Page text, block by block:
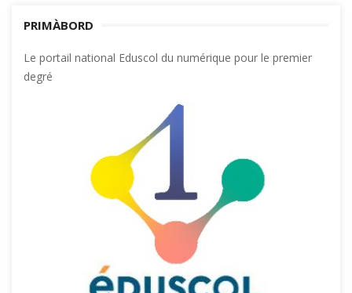
PRIMÀBORD
Le portail national Eduscol du numérique pour le premier
degré